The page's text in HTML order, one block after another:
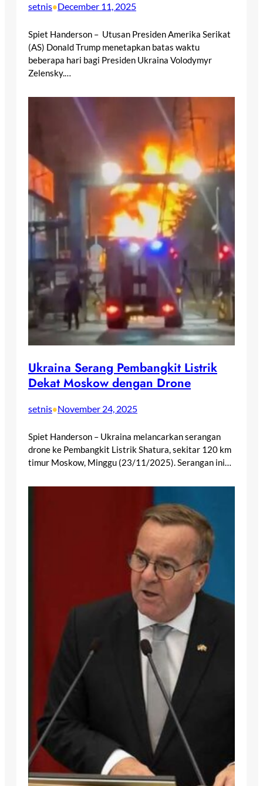
setnis•December 11, 2025
Spiet Handerson – Utusan Presiden Amerika Serikat
(AS) Donald Trump menetapkan batas waktu
beberapa hari bagi Presiden Ukraina Volodymyr
Zelensky.…
Ukraina Serang Pembangkit Listrik
Dekat Moskow dengan Drone
setnis•November 24, 2025
Spiet Handerson – Ukraina melancarkan serangan
drone ke Pembangkit Listrik Shatura, sekitar 120 km
timur Moskow, Minggu (23/11/2025). Serangan ini…